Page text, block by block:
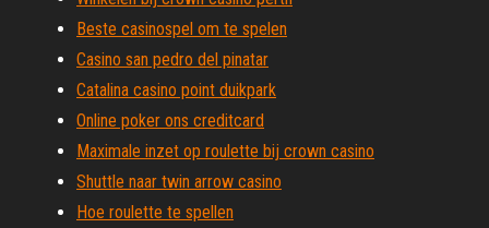
Beste casinospel om te spelen
Casino san pedro del pinatar
Catalina casino point duikpark
Online poker ons creditcard
Maximale inzet op roulette bij crown casino
Shuttle naar twin arrow casino
Hoe roulette te spellen